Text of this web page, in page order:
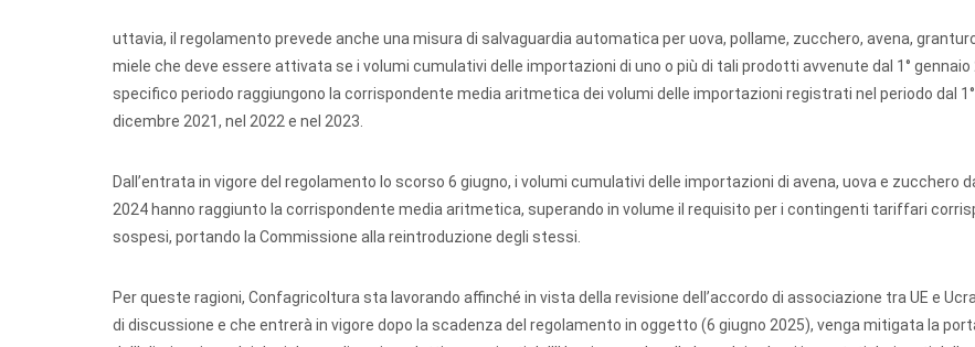
uttavia, il regolamento prevede anche una misura di salvaguardia automatica per uova, pollame, zucchero, avena,
miele che deve essere attivata se i volumi cumulativi delle importazioni di uno o più di tali prodotti avvenute dal 1° gennaio
specifico periodo raggiungono la corrispondente media aritmetica dei volumi delle importazioni registrati nel periodo dal 1°
dicembre 2021, nel 2022 e nel 2023.
Dall’entrata in vigore del regolamento lo scorso 6 giugno, i volumi cumulativi delle importazioni di avena, uova e zucchero
2024 hanno raggiunto la corrispondente media aritmetica, superando in volume il requisito per i contingenti tariffari
sospesi, portando la Commissione alla reintroduzione degli stessi.
Per queste ragioni, Confagricoltura sta lavorando affinché in vista della revisione dell’accordo di associazione tra UE e
di discussione e che entrerà in vigore dopo la scadenza del regolamento in oggetto (6 giugno 2025), venga mitigata la